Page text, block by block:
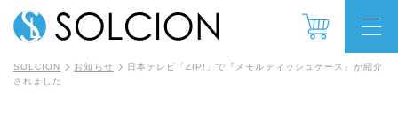
SOLCION お知らせ
日本テレビ「ZIP!」で『メモルティッシュケース』が紹介
されました